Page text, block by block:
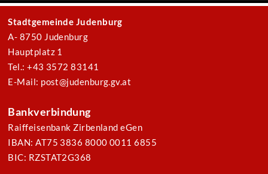
Stadtgemeinde Judenburg
A- 8750 Judenburg
Hauptplatz 1
Tel.: +43 3572 83141
E-Mail: post@judenburg.gv.at
Bankverbindung
Raiffeisenbank Zirbenland eGen
IBAN: AT75 3836 8000 0011 6855
BIC: RZSTAT2G368